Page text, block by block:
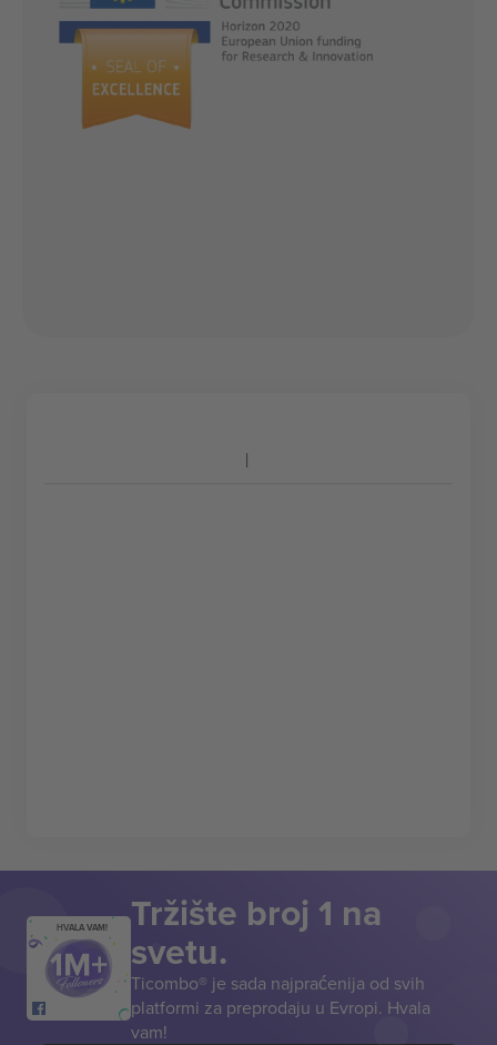
HVALA VAM! Tržište broj 1 na
svetu.
Ticombo® je sada najpraćenija od svih
platformi za preprodaju u Evropi. Hvala
vam!